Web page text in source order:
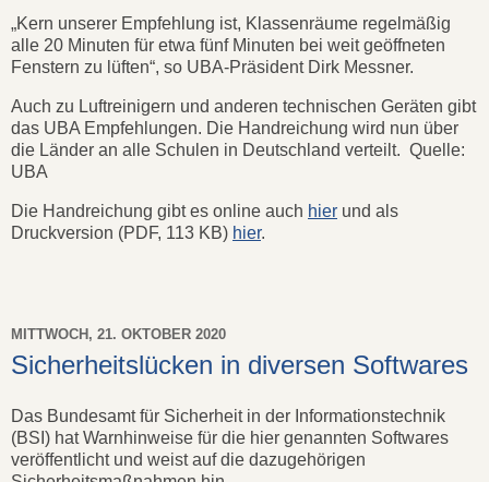
„Kern unserer Empfehlung ist, Klassenräume regelmäßig
alle 20 Minuten für etwa fünf Minuten bei weit geöffneten
Fenstern zu lüften“, so UBA-Präsident Dirk Messner.
Auch zu Luftreinigern und anderen technischen Geräten gibt
das UBA Empfehlungen. Die Handreichung wird nun über
die Länder an alle Schulen in Deutschland verteilt. Quelle:
UBA
Die Handreichung gibt es online auch hier und als
Druckversion (PDF, 113 KB) hier.
MITTWOCH, 21. OKTOBER 2020
Sicherheitslücken in diversen Softwares
Das Bundesamt für Sicherheit in der Informationstechnik
(BSI) hat Warnhinweise für die hier genannten Softwares
veröffentlicht und weist auf die dazugehörigen